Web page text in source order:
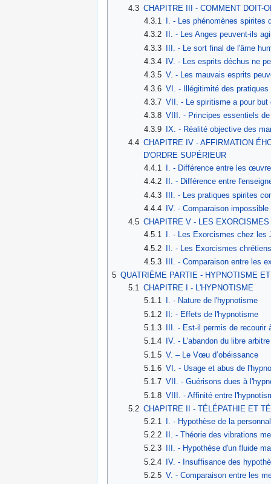
4.3 CHAPITRE III - COMMENT DOIT-
4.3.1
I. - Les phénomènes
4.3.2
II. - Les Anges peuvent-ils
4.3.3 III. - Le sort final de l'âme
4.3.4
IV. - Les esprits déchus ne
4.3.5 V. - Les mauvais esprits
4.3.6 VI. - Illégitimité des pratiques
4.3.7 VII. - Le spiritisme a pour but
4.3.8 VIII. - Principes essentiels
4.3.9 IX. - Réalité objective des
4.4 CHAPITRE IV - AFFIRMATION
D'ORDRE SUPÉRIEUR
4.4.1
I. - Différence entre les
4.4.2
II. - Différence entre
4.4.3 III. - Les pratiques spirites
4.4.4
IV. - Comparaison
4.5 CHAPITRE V - LES
4.5.1
I. - Les Exorcismes chez les
4.5.2 II. - Les Exorcismes
4.5.3
III. - Comparaison entre les
5 QUATRIÈME PARTIE - HYPNOTISME
5.1 CHAPITRE I - L'HYPNOTISME
5.1.1
I. - Nature de l'hypnotisme
5.1.2 II: - Effets de l'hypnotisme
5.1.3
III. - Est-il permis de recourir
5.1.4
IV. - L'abandon du libre
5.1.5 V. – Le Vœu d’obéissance
5.1.6 VI. - Usage et abus de
5.1.7 VII. - Guérisons dues à
5.1.8 VIII. - Affinité entre
5.2 CHAPITRE II - TÉLÉPATHIE ET
5.2.1
I. - Hypothèse de la
5.2.2
II. - Théorie des vibrations
5.2.3
III. - Hypothèse d'un fluide
5.2.4
IV. - Insuffisance des
5.2.5 V. - Comparaison entre les